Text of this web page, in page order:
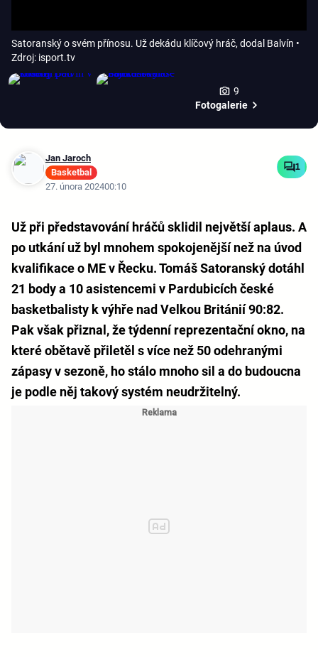
Satoranský o svém přínosu. Už dekádu klíčový hráč, dodal Balvín •
Zdroj: isport.tv
9
Fotogalerie
Jan Jaroch
Basketbal
27. února 202400:10
1
Už při představování hráčů sklidil největší aplaus. A
po utkání už byl mnohem spokojenější než na úvod
kvalifikace o ME v Řecku. Tomáš Satoranský dotáhl
21 body a 10 asistencemi v Pardubicích české
basketbalisty k výhře nad Velkou Británií 90:82.
Pak však přiznal, že týdenní reprezentační okno, na
které obětavě přiletěl s více než 50 odehranými
zápasy v sezoně, ho stálo mnoho sil a do budoucna
je podle něj takový systém neudržitelný.